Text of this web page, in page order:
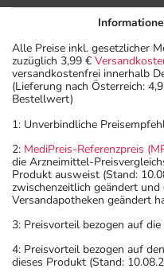
Alle Preise inkl. gesetzlicher
zuzüglich 3,99 €
versandkostenfrei innerhalb
(Lieferung nach Österreich:
Bestellwert)
1: Unverbindliche
2: MediPreis-Referenzpreis
die Arzneimittel-
Produkt ausweist (Stand:
zwischenzeitlich geändert
Versandapotheken geändert
3: Preisvorteil bezogen auf
4: Preisvorteil bezogen auf
dieses Produkt (Stand: